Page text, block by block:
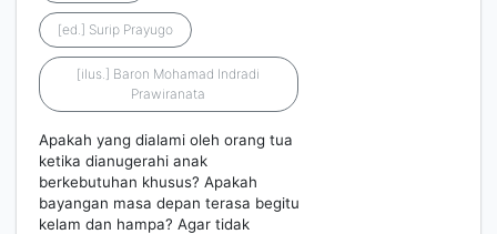
[ed.] Surip Prayugo
[ilus.] Baron Mohamad Indradi
Prawiranata
Apakah yang dialami oleh orang tua
ketika dianugerahi anak
berkebutuhan khusus? Apakah
bayangan masa depan terasa begitu
kelam dan hampa? Agar tidak